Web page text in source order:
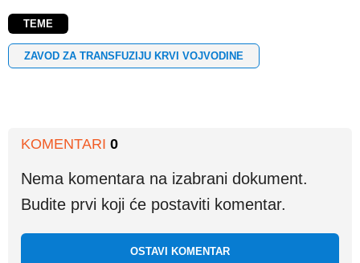
TEME
ZAVOD ZA TRANSFUZIJU KRVI VOJVODINE
KOMENTARI 0
Nema komentara na izabrani dokument.
Budite prvi koji će postaviti komentar.
OSTAVI KOMENTAR